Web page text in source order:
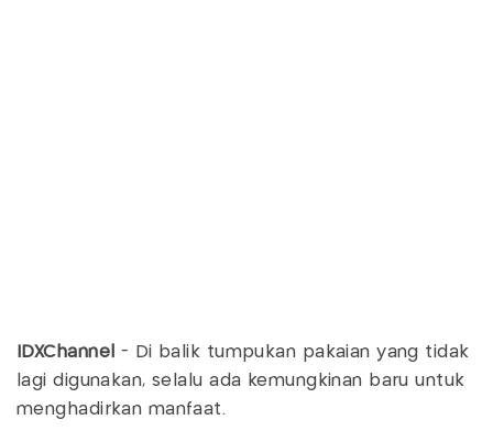
IDXChannel
- Di balik tumpukan pakaian yang tidak
lagi digunakan, selalu ada kemungkinan baru untuk
menghadirkan manfaat.